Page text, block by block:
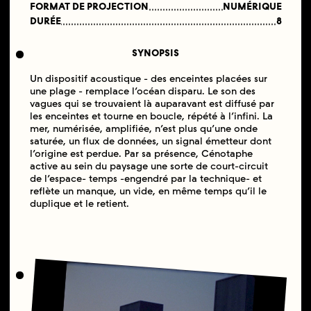
FORMAT DE PROJECTION
NUMÉRIQUE
DURÉE
8
SYNOPSIS
Un dispositif acoustique - des enceintes placées sur
une plage - remplace l’océan disparu. Le son des
vagues qui se trouvaient là auparavant est diffusé par
les enceintes et tourne en boucle, répété à l’infini. La
mer, numérisée, amplifiée, n’est plus qu’une onde
saturée, un flux de données, un signal émetteur dont
l’origine est perdue. Par sa présence, Cénotaphe
active au sein du paysage une sorte de court-circuit
de l’espace- temps -engendré par la technique- et
reflète un manque, un vide, en même temps qu’il le
duplique et le retient.